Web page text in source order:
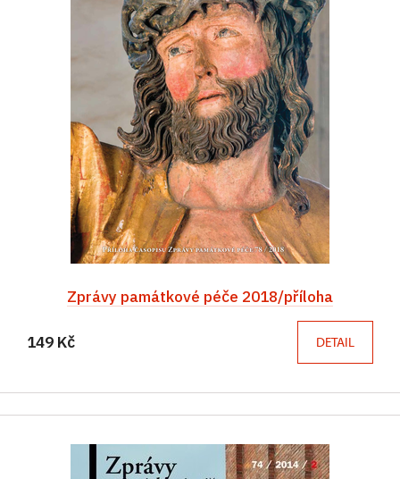
Zprávy památkové péče 2018/příloha
149 Kč DETAIL